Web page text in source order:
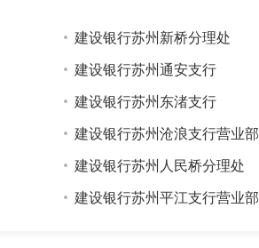
建设银行苏州新桥分理处
建设银行苏州通安支行
建设银行苏州东渚支行
建设银行苏州沧浪支行营业部
建设银行苏州人民桥分理处
建设银行苏州平江支行营业部